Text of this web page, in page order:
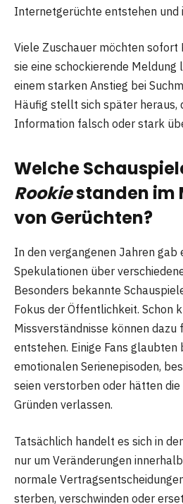
Internetgerüchte entstehen und
Viele Zuschauer möchten sofort
sie eine schockierende Meldung
einem starken Anstieg bei
Häufig stellt sich später heraus,
Information falsch oder stark
Welche
Rookiestanden im
von Gerüchten?
In den vergangenen Jahren gab
Spekulationen über
Besonders bekannte
Fokus der Öffentlichkeit. Schon
Missverständnisse können dazu
entstehen. Einige Fans glaubten
emotionalen Serienepisoden,
seien verstorben oder hätten die
Gründen verlassen.
Tatsächlich handelt es sich in
nur um Veränderungen
normale
sterben, verschwinden oder